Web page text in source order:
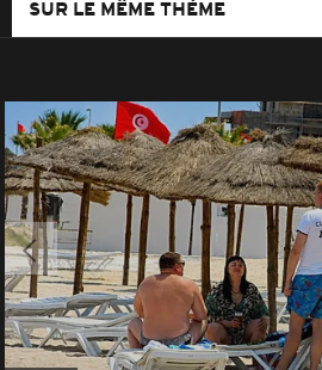
SUR LE MÊME THÈME